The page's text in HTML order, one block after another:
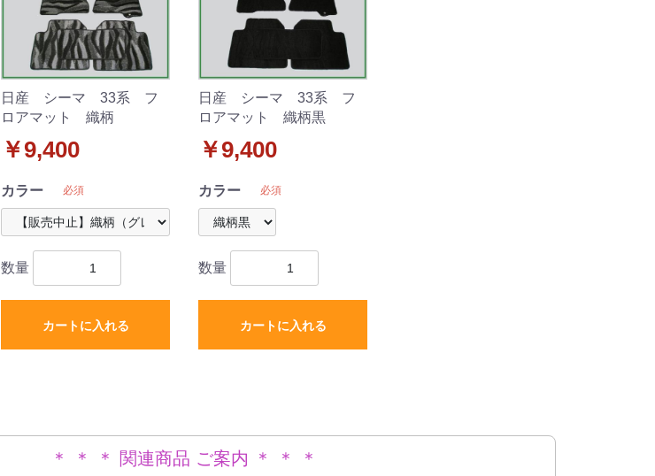
日産 シーマ 33系 フ
ロアマット 織柄
￥9,400
カラー 必須
数量
カートに入れる
日産 シーマ 33系 フ
ロアマット 織柄黒
￥9,400
カラー 必須
数量
カートに入れる
＊ ＊ ＊ 関連商品 ご案内 ＊ ＊ ＊